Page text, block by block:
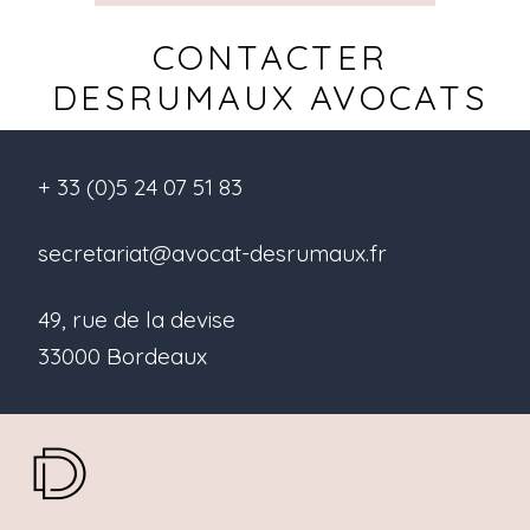
CONTACTER
DESRUMAUX AVOCATS
+ 33 (0)5 24 07 51 83
secretariat@avocat-desrumaux.fr
49, rue de la devise
33000 Bordeaux